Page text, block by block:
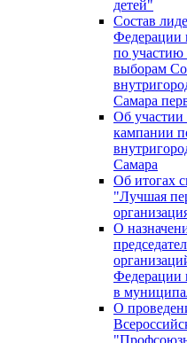
детей"
Состав
Федерации
по
выборам
Самара
Об
кампании
Самара
Об итогах
"Лучшая
О
Федерации
в
О